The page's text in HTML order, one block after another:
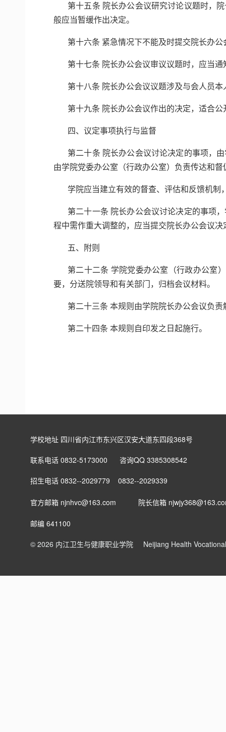
第十五条 院长办公会议研究讨论议题时，
般应当暂缓作出决定。
第十六条 紧急情况下不能及时提交院长办
第十七条 院长办公会议审议议题时，应当
第十八条 院长办公会议议题涉及与会人员
第十九条 院长办公会议作出的决定，适合
四、议定事项执行与监督
第二十条 院长办公会议讨论决定的事项，
由学院党委办公室（行政办公室）负责传达和督
学院应当建立有效的督查、评估和反馈机制
第二十一条 院长办公会议讨论决定的事项
程中需作重大调整的，应当提交院长办公会议
五、附则
第二十二条 学院党委办公室（行政办公室
要，分送院领导和有关部门，归档会议材料。
第二十三条 本规则由学院院长办公会议负
第二十四条 本规则自印发之日起施行。
学校地址 四川省内江市东兴区汉安大道东四段368号
联系电话 0832-5173000 咨询QQ 3385308542
招生电话 0832--2029779 0832--2029339
官方邮箱 njnhvc@163.com 院长信箱
邮编 641100
© 2026 内江卫生与健康职业学院 Neijiang Health